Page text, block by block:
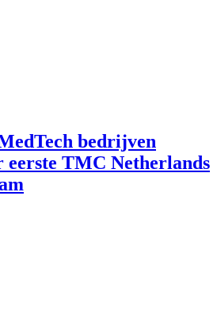
bedrijven
eerste TMC Netherlands